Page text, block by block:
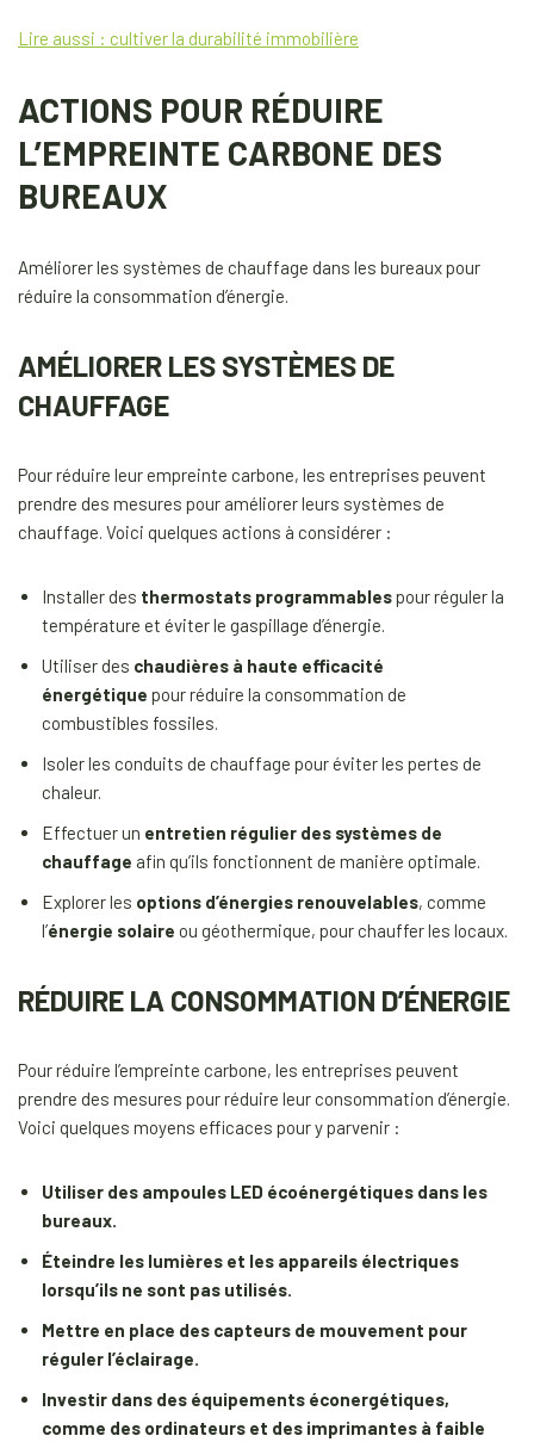
Lire aussi : cultiver la durabilité immobilière
ACTIONS POUR RÉDUIRE
L’EMPREINTE CARBONE DES
BUREAUX
Améliorer les systèmes de chauffage dans les bureaux pour
réduire la consommation d’énergie.
AMÉLIORER LES SYSTÈMES DE
CHAUFFAGE
Pour réduire leur empreinte carbone, les entreprises peuvent
prendre des mesures pour améliorer leurs systèmes de
chauffage. Voici quelques actions à considérer :
Installer des thermostats programmablespour réguler la
température et éviter le gaspillage d’énergie.
Utiliser des chaudières à haute efficacité
énergétique pour réduire la consommation de
combustibles fossiles.
Isoler les conduits de chauffage pour éviter les pertes de
chaleur.
Effectuer un entretien régulier des systèmes de
chauffage afin qu’ils fonctionnent de manière optimale.
Explorer les options d’énergies renouvelables, comme
l’énergie solaire ou géothermique, pour chauffer les locaux.
RÉDUIRE LA CONSOMMATION D’ÉNERGIE
Pour réduire l’empreinte carbone, les entreprises peuvent
prendre des mesures pour réduire leur consommation d’énergie.
Voici quelques moyens efficaces pour y parvenir :
Utiliser des ampoules LED écoénergétiques dans les
bureaux.
Éteindre les lumières et les appareils électriques
lorsqu’ils ne sont pas utilisés.
Mettre en place des capteurs de mouvement pour
réguler l’éclairage.
Investir dans des équipements éconergétiques,
comme des ordinateurs et des imprimantes à faible